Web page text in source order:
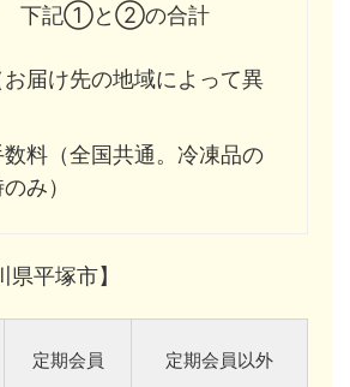
下記①と②の合計
届け先の地域によって異
料（全国共通。冷凍品の
み）
平塚市】
定期会員 定期会員以外